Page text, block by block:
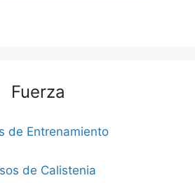
Fuerza
de Entrenamiento
de Calistenia